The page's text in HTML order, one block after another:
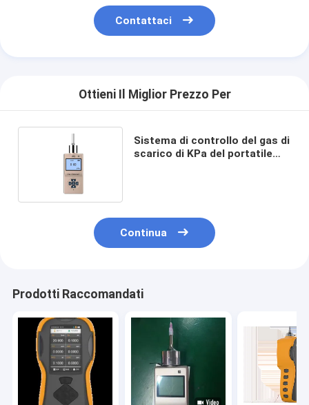
Contattaci
Ottieni Il Miglior Prezzo Per
Sistema di controllo del gas di
scarico di KPa del portatile
Continua
Prodotti Raccomandati